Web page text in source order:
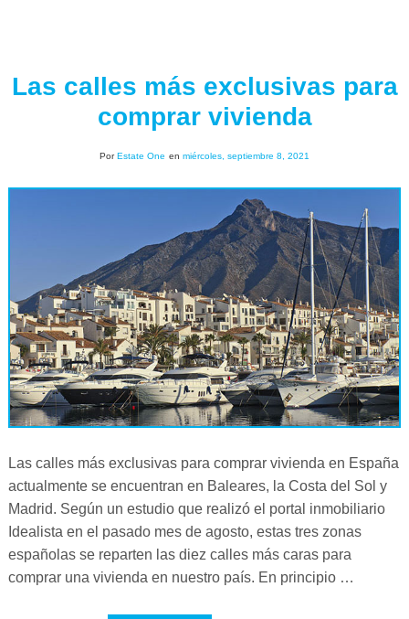
Las calles más exclusivas para
comprar vivienda
PorEstate One en miércoles, septiembre 8, 2021
Las calles más exclusivas para comprar vivienda en España
actualmente se encuentran en Baleares, la Costa del Sol y
Madrid. Según un estudio que realizó el portal inmobiliario
Idealista en el pasado mes de agosto, estas tres zonas
españolas se reparten las diez calles más caras para
comprar una vivienda en nuestro país. En principio …